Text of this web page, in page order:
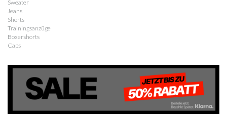
Sweater
Jeans
Shorts
Trainingsanzüge
Boxershorts
Caps